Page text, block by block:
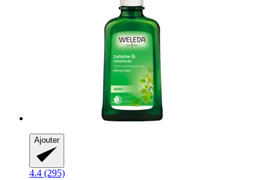
Ajouter
4.4 (295)